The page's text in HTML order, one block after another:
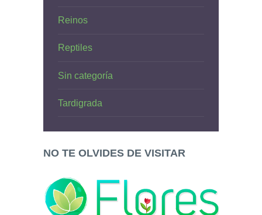
Reinos
Reptiles
Sin categoría
Tardigrada
NO TE OLVIDES DE VISITAR